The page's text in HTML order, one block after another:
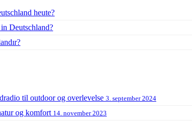
heute?
Deutschland?
til outdoor og overlevelse 3. september 2024
og komfort 14. november 2023